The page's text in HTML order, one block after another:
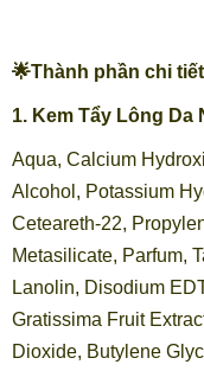
🌟Thành phần chi tiết
1. Kem Tẩy Lông Da
Aqua, Calcium
Alcohol, Potassium
Ceteareth-22,
Metasilicate, Parfum,
Lanolin, Disodium
Gratissima Fruit
Dioxide, Butylene